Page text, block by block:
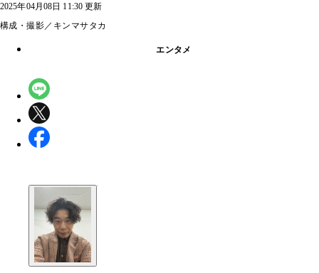
2025年04月08日 11:30 更新
構成・撮影／キンマサタカ
エンタメ